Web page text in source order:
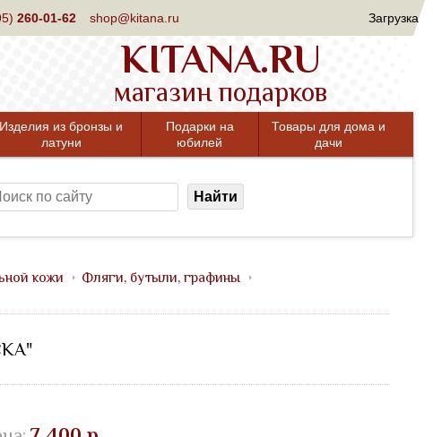
260-01-62 shop@kitana.ru Загрузка
KITANA.RU
магазин подарков
Изделия из бронзы и
латуни
Подарки на
юбилей
Товары для дома и
дачи
Найти
кожи
Фляги, бутыли, графины